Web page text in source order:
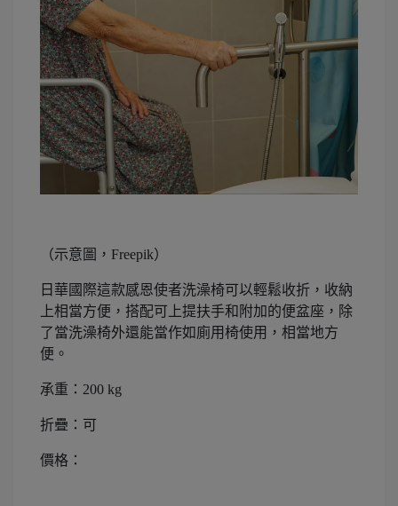
（示意圖，Freepik）
日華國際這款感恩使者洗澡椅可以輕鬆收折，收納
上相當方便，搭配可上提扶手和附加的便盆座，除
了當洗澡椅外還能當作如廁用椅使用，相當地方
便。
承重：200 kg
折疊：可
價格：